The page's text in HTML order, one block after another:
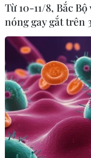
Theo dõi VietnamPlus
XUNG
Xung đột Israel-
mạng trong 300
Xung đột
kế hoạch về Dải
Từ 10-11/8, Bắc
nóng gay gắt trên